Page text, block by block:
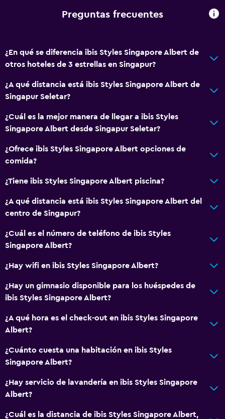
Para no fumadores
Servicios y facilidades
Servicio de despertador
Caja fuerte
Minimercado en las instalaciones
Acceso con tarjeta
Recepción 24 horas
Salud y seguridad
Botiquín de primeros auxilios
Cámaras CCTV en el exterior
Comedor
Tetera eléctrica
Restaurante
Nevera
General
Habitaciones familiares
Vista a la ciudad
Preguntas frecuentes
¿En qué se diferencia ibis Styles Singapore Albert de
otros hoteles de 3 estrellas en Singapur?
¿A qué distancia está ibis Styles Singapore Albert de
Singapur Seletar?
¿Cuál es la mejor manera de llegar a ibis Styles
Singapore Albert desde Singapur Seletar?
¿Ofrece ibis Styles Singapore Albert opciones de
comida?
¿Tiene ibis Styles Singapore Albert piscina?
¿A qué distancia está ibis Styles Singapore Albert del
centro de Singapur?
¿Cuál es el número de teléfono de ibis Styles
Singapore Albert?
¿Hay wifi en ibis Styles Singapore Albert?
¿Hay un gimnasio disponible para los huéspedes de
ibis Styles Singapore Albert?
¿A qué hora es el check-out en ibis Styles Singapore
Albert?
¿Cuánto cuesta una habitación en ibis Styles
Singapore Albert?
¿Hay servicio de lavandería en ibis Styles Singapore
Albert?
¿Cuál es la distancia de ibis Styles Singapore Albert,